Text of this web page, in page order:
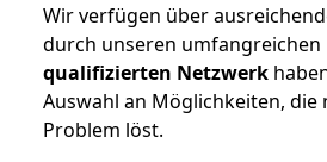
Wir verfügen über
durch unseren umfangreichen
qualifizierten Netzwerk
Auswahl an Möglichkeiten, die
Problem löst.